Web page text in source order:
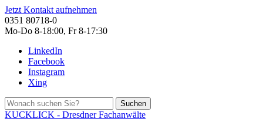
Jetzt Kontakt aufnehmen
0351 80718-0
Mo-Do 8-18:00, Fr 8-17:30
LinkedIn
Facebook
Instagram
Xing
Suchen
KUCKLICK - Dresdner Fachanwälte